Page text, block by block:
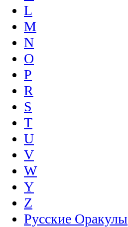
L
M
N
O
P
R
S
T
U
V
W
Y
Z
Русские Оракулы